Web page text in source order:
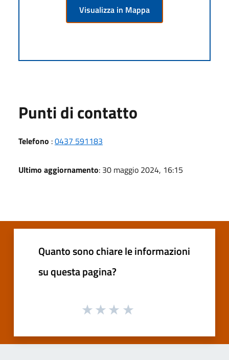
Visualizza in Mappa
Punti di contatto
Telefono :0437 591183
Ultimo aggiornamento: 30 maggio 2024, 16:15
Quanto sono chiare le informazioni
su questa pagina?